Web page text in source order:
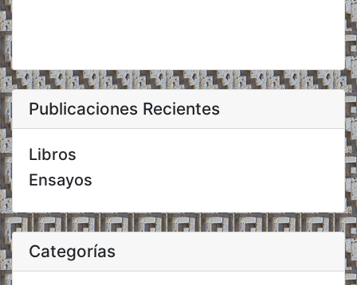
Publicaciones Recientes
Libros
Ensayos
Categorías